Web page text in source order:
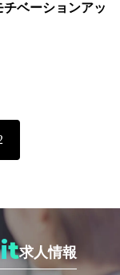
ベーションアッ
求人情報